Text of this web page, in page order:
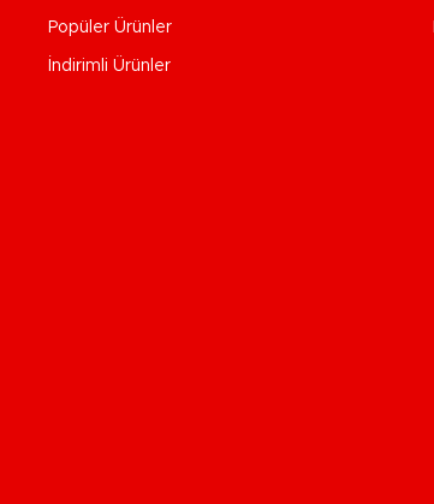
Popüler Ürünler
İndirimli Ürünler